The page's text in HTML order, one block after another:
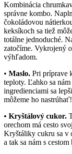
Kombinácia
správne kombo.
čokoládovou
keksíkoch sa tiež
totálne jednoduché.
zatočíme. Vykrojený
výhľadom.
• Maslo. Pri príprave
teploty. Ľahko sa
ingredienciami sa
môžeme ho nastrúhať!
• Kryštálový cukor.
orechom má cesto
Kryštáliky cukru sa v
a tak sa nám s